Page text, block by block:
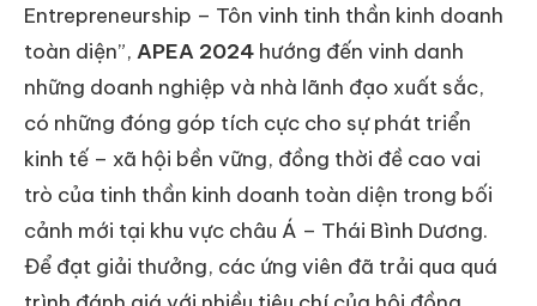
Entrepreneurship – Tôn vinh tinh thần kinh doanh
toàn diện”, APEA 2024 hướng đến vinh danh
những doanh nghiệp và nhà lãnh đạo xuất sắc,
có những đóng góp tích cực cho sự phát triển
kinh tế – xã hội bền vững, đồng thời đề cao vai
trò của tinh thần kinh doanh toàn diện trong bối
cảnh mới tại khu vực châu Á – Thái Bình Dương.
Để đạt giải thưởng, các ứng viên đã trải qua quá